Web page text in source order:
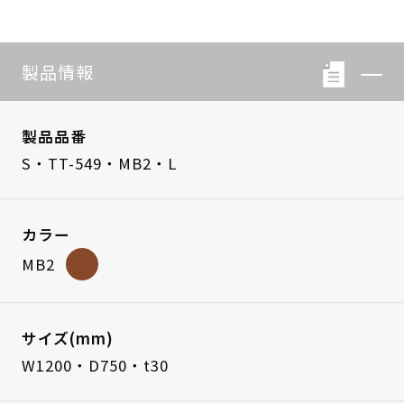
製品情報
製品品番
S・TT-549・MB2・L
カラー
MB2
サイズ(mm)
W1200・D750・t30